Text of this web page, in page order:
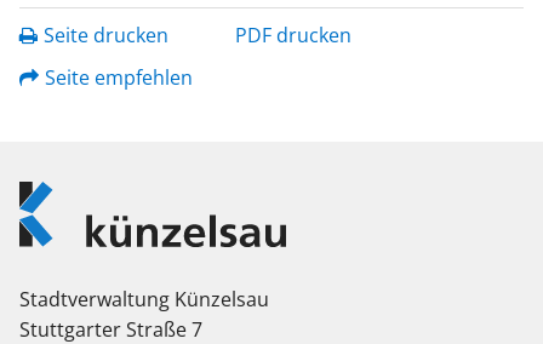
Seite drucken
PDF drucken
Seite empfehlen
Logo
Künzelsau
Stadtverwaltung Künzelsau
Stuttgarter Straße 7